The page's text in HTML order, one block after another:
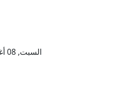
السبت, 08 أغسطس 2026 – 25 صفر 1448 هـ